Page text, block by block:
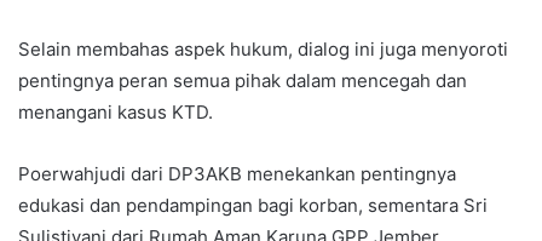
Selain membahas aspek hukum, dialog ini juga menyoroti
pentingnya peran semua pihak dalam mencegah dan
menangani kasus KTD.
Poerwahjudi dari DP3AKB menekankan pentingnya
edukasi dan pendampingan bagi korban, sementara Sri
Sulistiyani dari Rumah Aman Karuna GPP Jember